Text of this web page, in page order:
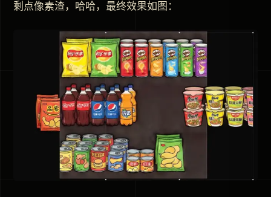
剩点像素渣，哈哈，最终效果如图：